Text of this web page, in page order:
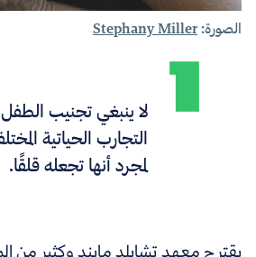
الصورة:Stephany Miller
لا ينبغي تجنيب الطفل
التجارب الحياتية
لمجرد أنها تجعله قلقًا.